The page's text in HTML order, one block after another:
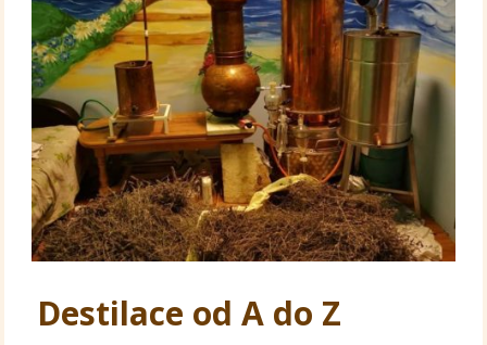
Destilace od A do Z